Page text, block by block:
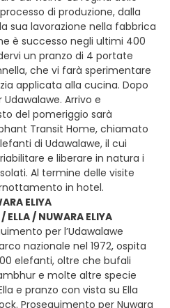
di produzione, dalla
sua lavorazione nella fabbrica
è successo negli ultimi 400
un pranzo di 4 portate
che vi farà sperimentare
applicata alla cucina. Dopo
Arrivo e
del pomeriggio sarà
Transit Home, chiamato
di Udawalawe, il cui
e liberare in natura i
Al termine delle visite
in hotel.
ELIYA
/ NUWARA ELIYA
per l’Udawalawe
nazionale nel 1972, ospita
elefanti, oltre che bufali
e molte altre specie
e pranzo con vista su Ella
Proseguimento per Nuwara